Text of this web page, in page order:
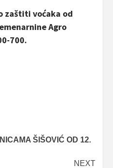
zaštiti voćaka od
Agro
700.
ŠIŠOVIĆ OD 12.
NEXT